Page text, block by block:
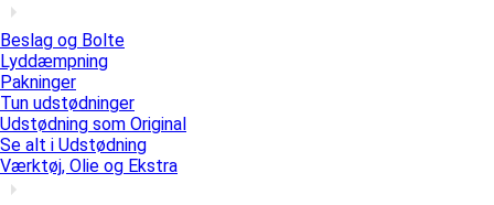
Beslag og Bolte
Lyddæmpning
Pakninger
Tun udstødninger
Udstødning som Original
Se alt i Udstødning
Værktøj, Olie og Ekstra